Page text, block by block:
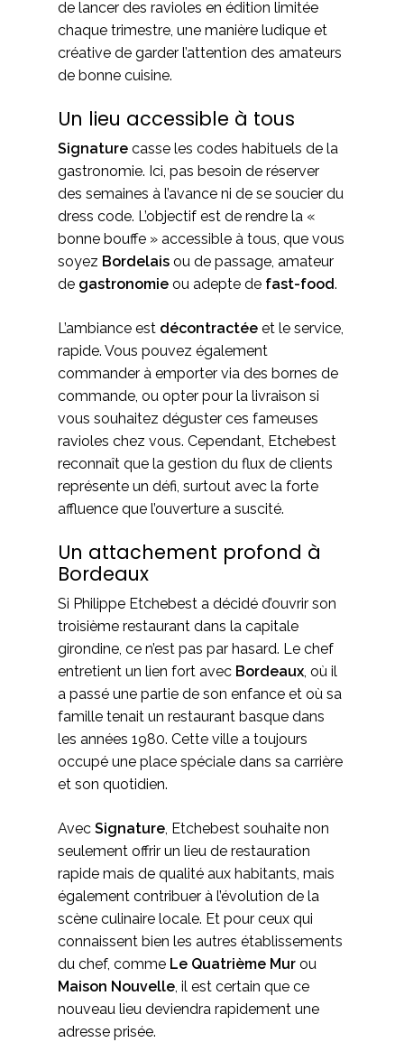
de lancer des ravioles en édition limitée
chaque trimestre, une manière ludique et
créative de garder l’attention des amateurs
de bonne cuisine.
Un lieu accessible à tous
Signature casse les codes habituels de la
gastronomie. Ici, pas besoin de réserver
des semaines à l’avance ni de se soucier du
dress code. L’objectif est de rendre la «
bonne bouffe » accessible à tous, que vous
soyez Bordelais ou de passage, amateur
de gastronomie ou adepte de fast-food.
L’ambiance est décontractée et le service,
rapide. Vous pouvez également
commander à emporter via des bornes de
commande, ou opter pour la livraison si
vous souhaitez déguster ces fameuses
ravioles chez vous. Cependant, Etchebest
reconnaît que la gestion du flux de clients
représente un défi, surtout avec la forte
affluence que l’ouverture a suscité.
Un attachement profond à
Bordeaux
Si Philippe Etchebest a décidé d’ouvrir son
troisième restaurant dans la capitale
girondine, ce n’est pas par hasard. Le chef
entretient un lien fort avec Bordeaux, où il
a passé une partie de son enfance et où sa
famille tenait un restaurant basque dans
les années 1980. Cette ville a toujours
occupé une place spéciale dans sa carrière
et son quotidien.
Avec Signature, Etchebest souhaite non
seulement offrir un lieu de restauration
rapide mais de qualité aux habitants, mais
également contribuer à l’évolution de la
scène culinaire locale. Et pour ceux qui
connaissent bien les autres établissements
du chef, comme Le Quatrième Mur ou
Maison Nouvelle, il est certain que ce
nouveau lieu deviendra rapidement une
adresse prisée.